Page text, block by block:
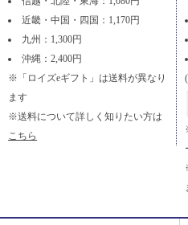
近畿・中国・四国：1,170円
九州：1,300円
沖縄：2,400円
※「ロイズeギフト」は送料が異なり
ます
※送料について詳しく知りたい方は
こちら